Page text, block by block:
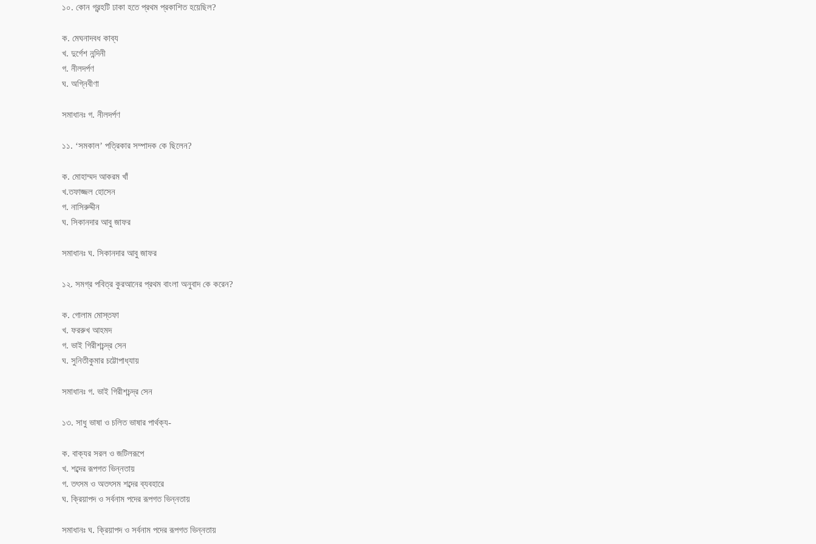
১০. কোন গ্রন্হটি ঢাকা হতে প্রথম প্রকাশিত হয়েছিল?
ক. মেঘনাদবধ কাব্য
খ. দুর্গেশ নন্দিনী
গ. নীলদর্পণ
ঘ. অগ্নিবীণা
সমাধানঃ গ. নীলদর্পণ
১১. ‘সমকাল’ পত্রিকার সম্পাদক কে ছিলেন?
ক. মোহাম্মদ আকরম খাঁ
খ.তফাজ্জল হোসেন
গ. নাসিরুদ্দীন
ঘ. সিকানদার আবু জাফর
সমাধানঃ ঘ. সিকানদার আবু জাফর
১২. সমগ্র পবিত্র কুরআনের প্রথম বাংলা অনুবাদ কে করেন?
ক. গোলাম মোস্তফা
খ. ফররুখ আহমদ
গ. ভাই গিরীশচন্দ্র সেন
ঘ. সুনিতীকুমার চট্টোপাধ্যায়
সমাধানঃ গ. ভাই গিরীশচন্দ্র সেন
১৩. সাধু ভাষা ও চলিত ভাষার পার্থক্য-
ক. বাক্যর সরল ও জটিলরূপে
খ. শব্দের রূপগত ভিন্নতায়
গ. তৎসম ও অতৎসম শব্দের ব্যবহারে
ঘ. ক্রিয়াপদ ও সর্বনাম পদের রূপগত ভিন্নতায়
সমাধানঃ ঘ. ক্রিয়াপদ ও সর্বনাম পদের রূপগত ভিন্নতায়